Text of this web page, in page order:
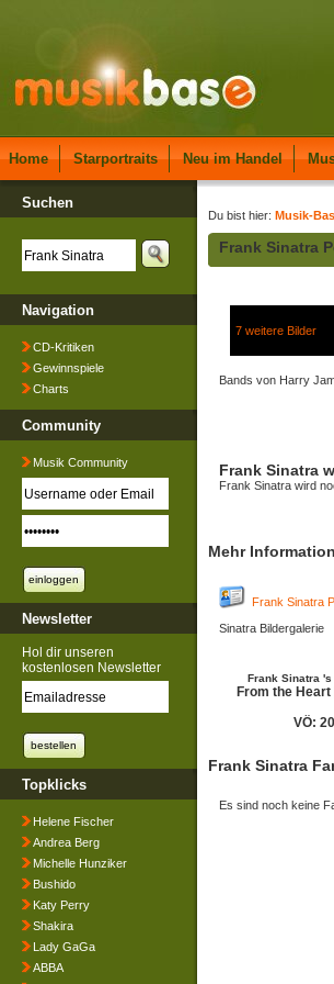
Home Starportraits Neu im Handel
Suchen
Navigation
CD-Kritiken
Gewinnspiele
Charts
Community
Musik Community
Newsletter
Hol dir unseren
kostenlosen Newsletter
Topklicks
Helene Fischer
Andrea Berg
Michelle Hunziker
Bushido
Katy Perry
Shakira
Lady GaGa
ABBA
Du bist hier: Musik-
Frank Sinatra
7 weitere Bilder
Bands von Harry
Frank Sinatra
Frank Sinatra wird
Mehr
Frank Sinatra
Sinatra Bildergalerie
Frank Sinatra 's
From the
VÖ:
Frank Sinatra
Es sind noch keine